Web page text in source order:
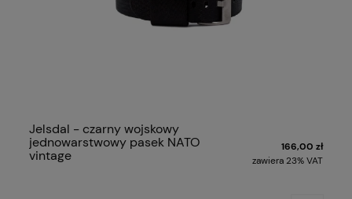
Jelsdal - czarny wojskowy
jednowarstwowy pasek NATO
vintage
166,00 zł
zawiera 23% VAT